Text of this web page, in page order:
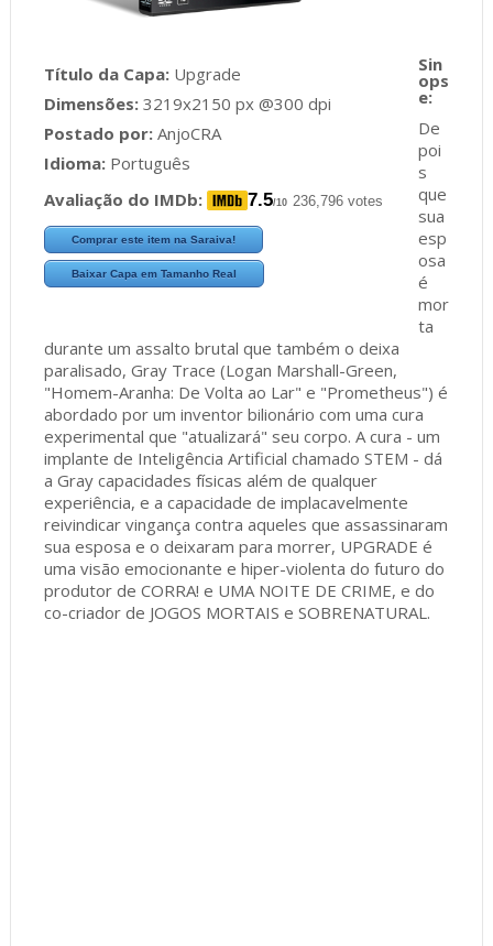
Título da Capa:Upgrade
Dimensões:3219x2150 px @300 dpi
Postado por:AnjoCRA
Idioma:Português
Avaliação do IMDb:
7.5/10 236,796 votes
Comprar este item na Saraiva!
Baixar Capa em Tamanho Real
De
poi
s
que
sua
esp
osa
é
mor
ta
durante um assalto brutal que também o deixa
paralisado, Gray Trace (Logan Marshall-Green,
"Homem-Aranha: De Volta ao Lar" e "Prometheus") é
abordado por um inventor bilionário com uma cura
experimental que "atualizará" seu corpo. A cura - um
implante de Inteligência Artificial chamado STEM - dá
a Gray capacidades físicas além de qualquer
experiência, e a capacidade de implacavelmente
reivindicar vingança contra aqueles que assassinaram
sua esposa e o deixaram para morrer, UPGRADE é
uma visão emocionante e hiper-violenta do futuro do
produtor de CORRA! e UMA NOITE DE CRIME, e do
co-criador de JOGOS MORTAIS e SOBRENATURAL.